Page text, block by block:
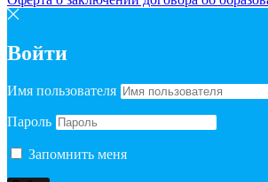
Войти
Имя пользователя
Пароль
Запомнить меня